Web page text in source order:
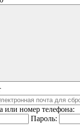
или номер телефона:
Пароль: